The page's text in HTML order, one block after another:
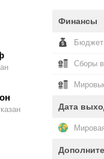
Финансы
Сборы
Дата